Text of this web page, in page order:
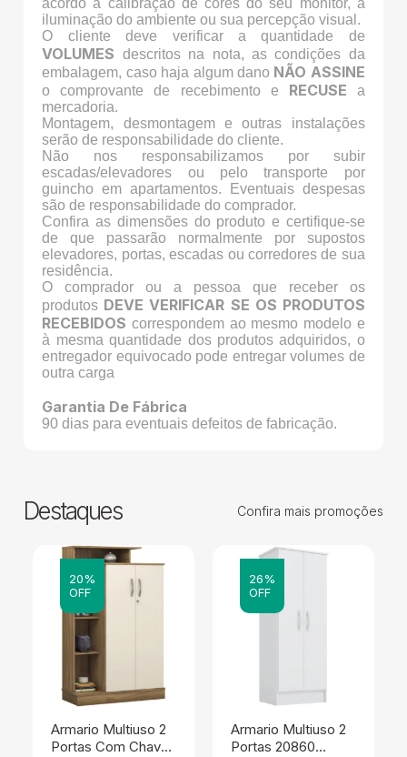
iluminação do ambiente ou sua percepção visual.
O cliente deve verificar a quantidade de
VOLUMES descritos na nota, as condições da
embalagem, caso haja algum dano NÃO ASSINE
o comprovante de recebimento e RECUSE a
mercadoria.
Montagem, desmontagem e outras instalações
serão de responsabilidade do cliente.
Não nos responsabilizamos por subir
escadas/elevadores ou pelo transporte por
guincho em apartamentos. Eventuais despesas
são de responsabilidade do comprador.
Confira as dimensões do produto e certifique-se
de que passarão normalmente por supostos
elevadores, portas, escadas ou corredores de sua
residência.
O comprador ou a pessoa que receber os
produtos DEVE VERIFICAR SE OS PRODUTOS
RECEBIDOS correspondem ao mesmo modelo e
à mesma quantidade dos produtos adquiridos, o
entregador equivocado pode entregar volumes de
outra carga
Garantia De Fábrica
90 dias para eventuais defeitos de fabricação.
Destaques Confira mais promoções
20%
OFF
Armario Multiuso 2
Portas Com Chave
26%
OFF
Armario Multiuso 2
Portas 20860